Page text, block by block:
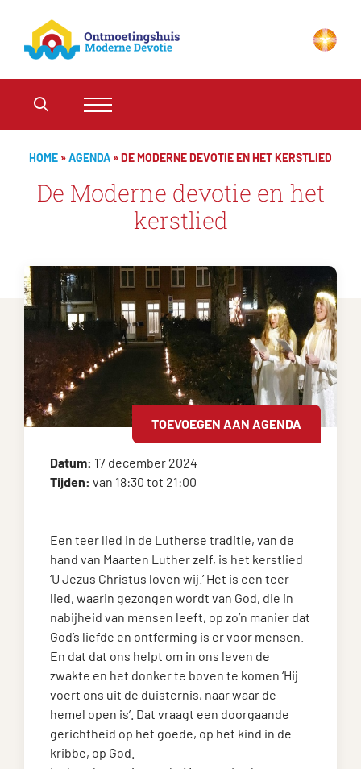
HOME »AGENDA »DE MODERNE DEVOTIE EN HET KERSTLIED
De Moderne devotie en het
kerstlied
TOEVOEGEN AAN AGENDA
Datum: 17 december 2024
Tijden: van 18:30 tot 21:00
Een teer lied in de Lutherse traditie, van de
hand van Maarten Luther zelf, is het kerstlied
‘U Jezus Christus loven wij.’ Het is een teer
lied, waarin gezongen wordt van God, die in
nabijheid van mensen leeft, op zo’n manier dat
God’s liefde en ontferming is er voor mensen.
En dat dat ons helpt om in ons leven de
zwakte en het donker te boven te komen ‘Hij
voert ons uit de duisternis, naar waar de
hemel open is’. Dat vraagt een doorgaande
gerichtheid op het goede, op het kind in de
kribbe, op God.